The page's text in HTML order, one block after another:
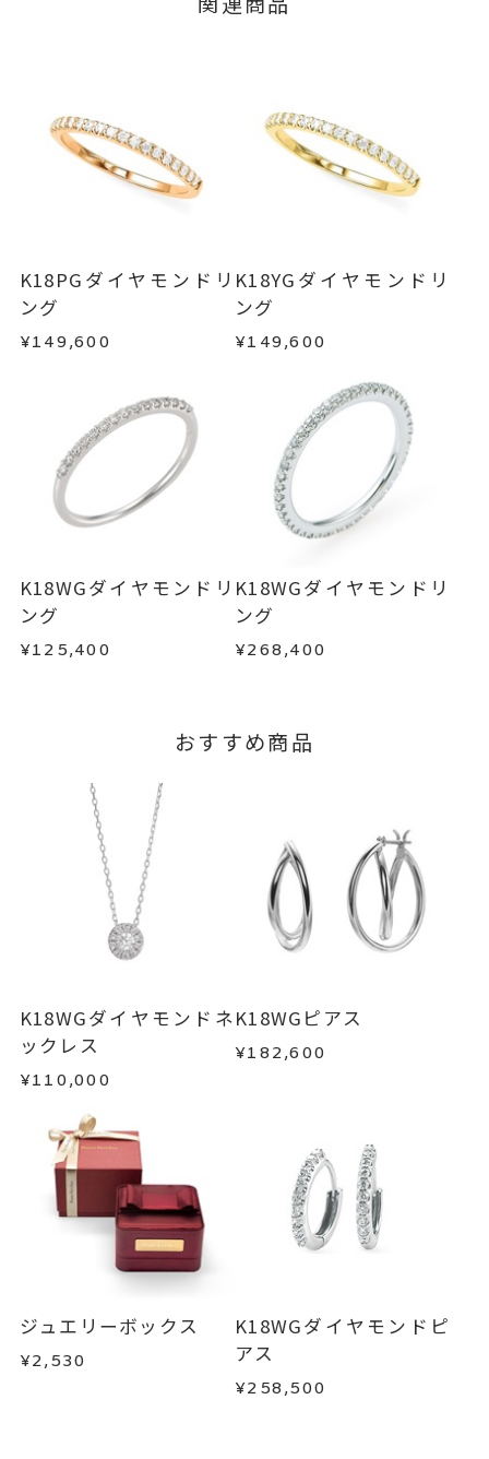
詳細
リング幅 最大：約1.4mm/最
小：約1.3mm
ハーフエタニティ
ダイヤモンドリング、
K18WGリング
エタニティリング
■お届け目安が「約1ヶ月半以内～」の商品
ご注文いただいてから在庫状況を確認いたしま
・在庫のご用意ができる場合： 約1週間～1ヶ月以
内を目安に発送いたします。
・受注生産となる場合： 商品ページに記載のある
目安日数を頂戴し、一から製作いたします。
※お急ぎの方はご注文前にお問い合わせくださ
い。事前に現在の納期状況を確認いたします。
お届け予定日はご注文から2営業日以内にメールに
こちら
メンバーシップ未登録のお客さまは、お問い合
わせフォームよりご連絡ください。
以下の場合、商品の返品・交換・返金
・受注生産の商品
・お客さまのお手元で傷や汚れが発生した商品
・到着後ご連絡無く7日以上経過した商品
・過度な交換・返品を繰り返している場合
商品の品質には万全を期しておりますが、万が一
不良品の場合、またはご注文のお品と異なる場合
は、早急に商品を交換させていただきます。
はお問い合わせフォームよりご連絡ください。
この場合の返送料は弊社にて負担いたしますの
で、着払いにてご返送ください。
詳細はこちら
K18PGダイヤモンドリ
ング
¥149,600
K18YGダイヤモンドリ
ング
¥149,600
K18WGダイヤモンドリ
ング
¥125,400
K18WGダイヤモンドリ
ング
¥268,400
おすすめ商品
K18WGダイヤモンドネ
ックレス
¥110,000
K18WGピアス
¥182,600
ジュエリーボックス
¥2,530
K18WGダイヤモンドピ
アス
¥258,500